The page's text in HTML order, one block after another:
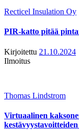
Recticel Insulation Oy
PIR-katto pitää
Kirjoitettu 21.10.2024
Ilmoitus
Thomas Lindstrom
Virtuaalinen